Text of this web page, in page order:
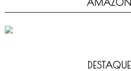
AMAZON
DESTAQUE